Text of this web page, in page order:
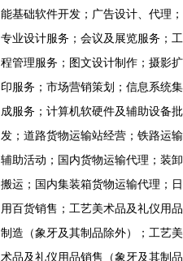
能基础软件开发；广告设计、代理；
专业设计服务；会议及展览服务；工
程管理服务；图文设计制作；摄影扩
印服务；市场营销策划；信息系统集
成服务；计算机软硬件及辅助设备批
发；道路货物运输站经营；铁路运输
辅助活动；国内货物运输代理；装卸
搬运；国内集装箱货物运输代理；日
用百货销售；工艺美术品及礼仪用品
制造（象牙及其制品除外）；工艺美
术品及礼仪用品销售（象牙及其制品